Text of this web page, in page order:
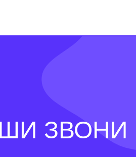
ЗВОНИ